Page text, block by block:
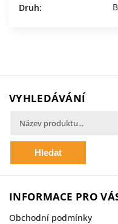
Druh:
VYHLEDÁVÁNÍ
Hledat
INFORMACE PRO
Obchodní podmínky